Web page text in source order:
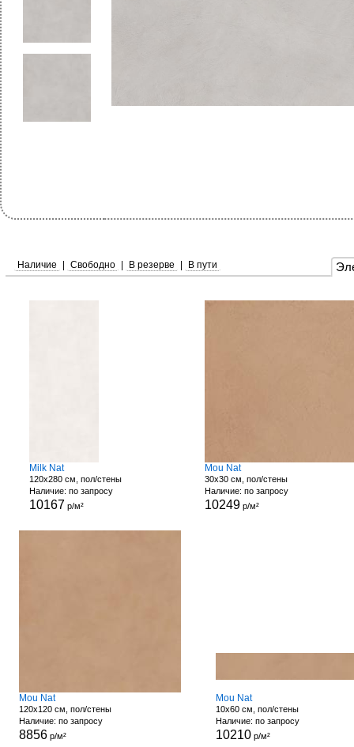
Наличие Свободно В резерве В пути
Milk Nat
120x280 см, пол/стены
Наличие: по запросу
10167 р/м²
Mou Nat
30x30 см, пол/стены
Наличие: по запросу
10249 р/м²
Mou Nat
120x120 см, пол/стены
Наличие: по запросу
8856р/м²
Mou Nat
10x60 см, пол/стены
Наличие: по запросу
10210р/м²